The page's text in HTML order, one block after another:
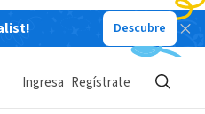
Descubre
Ingresa Regístrate
LUCRO
Counsel